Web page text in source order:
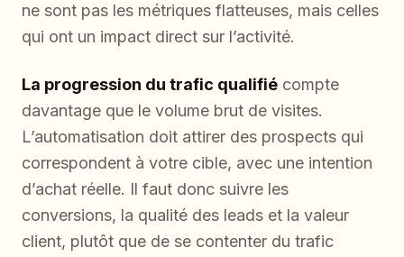
ne sont pas les métriques flatteuses, mais celles
qui ont un impact direct sur l’activité.
La progression du trafic qualifié compte
davantage que le volume brut de visites.
L’automatisation doit attirer des prospects qui
correspondent à votre cible, avec une intention
d’achat réelle. Il faut donc suivre les
conversions, la qualité des leads et la valeur
client, plutôt que de se contenter du trafic